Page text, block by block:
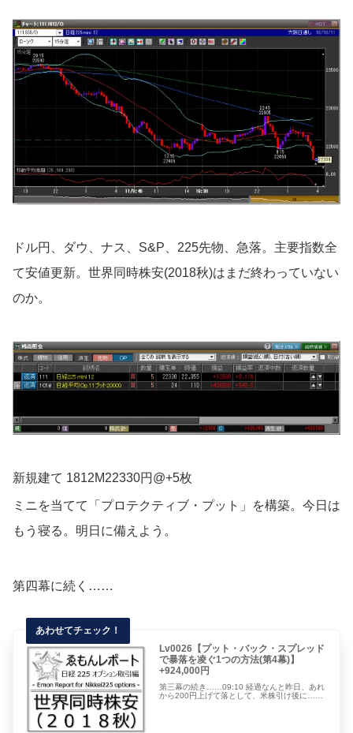
ドル円、ダウ、ナス、S&P、225先物、急落。主要指数全
て安値更新。世界同時株安(2018秋)はまだ終わっていない
のか。
新規建て 1812M22330円@+5枚
ミニを当てて「プロテクティブ・プット」を構築。今日は
もう寝る。明日に備えよう。
第四幕に続く……
Lv0026【プット・バック・スプレッド
で暴落を凌ぐ1つの方法(第4幕)】
+924,000円
第三幕の続き……09:10 経過なんと昨日、あれ
から200円上げて落として、米株引け後に……